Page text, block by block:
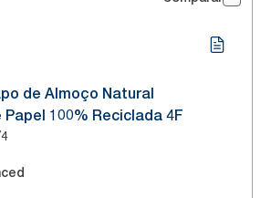
de Almoço Natural
100% Reciclada 4F